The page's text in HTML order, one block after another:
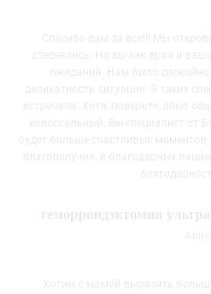
Спасибо вам за все!!! Мы
стеснялись. Но вы как врач и
ожидания. Нам было
деликатность ситуации. Я таких
встречала. Хотя, поверьте, опыт
колоссальный. Вы-специалист от
будет больше счастливых
благополучия, и благодарных
геморроидэктомия
Хотим с мамой выразить